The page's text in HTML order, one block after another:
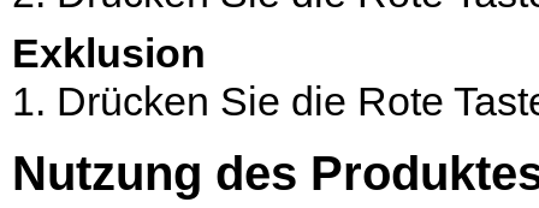
Exklusion
1. Drücken Sie die Rote
Nutzung des